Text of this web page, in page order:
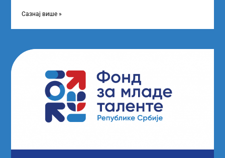
Сазнај више »